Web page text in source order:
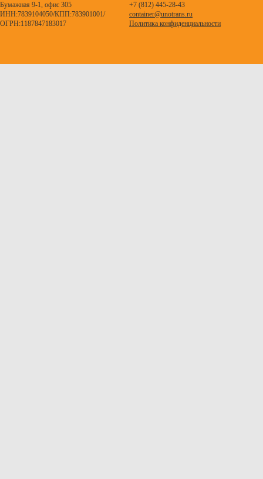
Бумажная 9-1, офис 305
ИНН:7839104050/КПП:783901001/
ОГРН:1187847183017
+7 (812) 445-28-43
container@unotrans.ru
Политика конфиденциальности